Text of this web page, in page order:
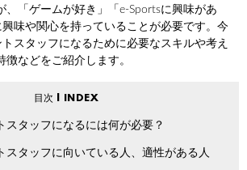
、「ゲームが好き」「e-Sportsに興味があ
味や関心を持っていることが必要です。今
スタッフになるために必要なスキルや考え
などをご紹介します。
スタッフになるには何が必要？
スタッフに向いている人、適性がある人